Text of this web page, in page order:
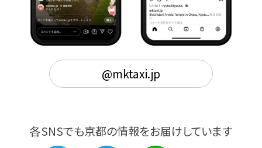
@mktaxi.jp
各SNSでも京都の情報をお届けしています